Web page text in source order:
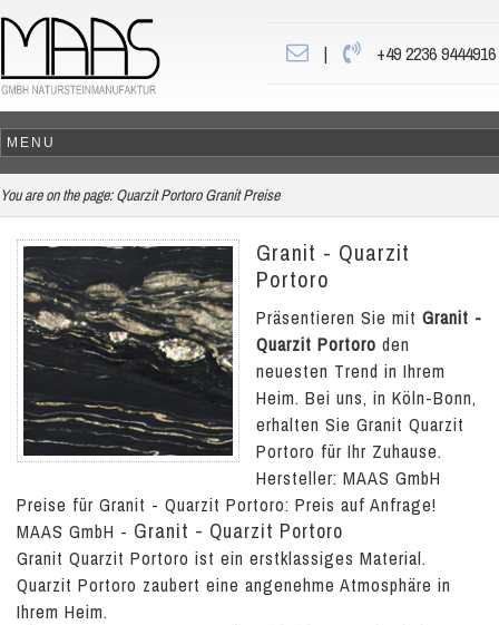
| +49 2236 9444916
You are on the page: Quarzit Portoro Granit Preise
Granit - Quarzit
Portoro
Präsentieren Sie mit Granit -
Quarzit Portoro den
neuesten Trend in Ihrem
Heim. Bei uns, in Köln-Bonn,
erhalten Sie Granit Quarzit
Portoro für Ihr Zuhause.
Hersteller: MAAS GmbH
Preise für Granit - Quarzit Portoro: Preis auf Anfrage!
MAAS GmbH - Granit - Quarzit Portoro
Granit Quarzit Portoro ist ein erstklassiges Material.
Quarzit Portoro zaubert eine angenehme Atmosphäre in
Ihrem Heim.